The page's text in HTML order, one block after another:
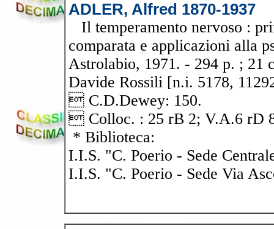
ADLER, Alfred 1870-1937
Il temperamento nervoso :
comparata e applicazioni alla
Astrolabio, 1971. - 294 p. ; 21
Davide Rossili [n.i. 5178,
 C.D.Dewey: 150.
 Colloc. : 25 rB 2; V.A.6 rD
* Biblioteca:
I.I.S. "C. Poerio - Sede
I.I.S. "C. Poerio - Sede Via